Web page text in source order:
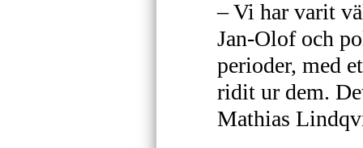
– Vi har varit
Jan-Olof och
perioder, med
ridit ur dem.
Mathias